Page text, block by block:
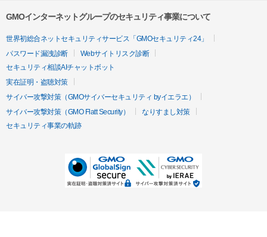
GMOインターネットグループのセキュリティ事業について
世界初総合ネットセキュリティサービス「GMOセキュリティ24」
パスワード漏洩診断
Webサイトリスク診断
セキュリティ相談AIチャットボット
実在証明・盗聴対策
サイバー攻撃対策（GMOサイバーセキュリティ byイエラエ）
サイバー攻撃対策（GMO Flatt Security）
なりすまし対策
セキュリティ事業の軌跡